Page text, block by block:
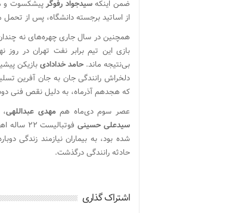
ضمن اینکهسیدجواد رفوگرپیشکسوت و
از اساتید برجسته دانشگاه، پس از تحمل مدت‌ها بیماری،
همچنین در سال جاری چهره‌های نه
بازی این تیم برابر نفت تهران در
بی‌نتیجه ماند.حامد خدادادیبازیکن
دلخراش رانندگی جان به جان آفرین
که هجدهم آذرماه، به دلیل نقص فنی
عصر سوم دی‌ماه هممهدی عبداللهی
سیدعلی حسینی
شده بود، به بیماران نیازمند زندگی
حادثه رانندگی درگذشت.
اشتراک گذاری